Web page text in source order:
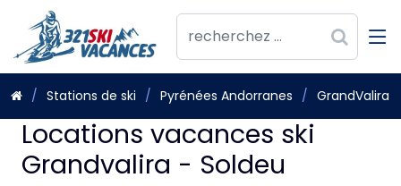
Stations de ski Pyrénées Andorranes GrandValira
Locations vacances ski
Grandvalira - Soldeu